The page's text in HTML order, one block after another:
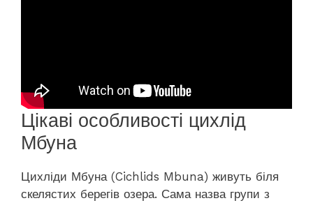
Цікаві особливості цихлід
Мбуна
Цихліди Мбуна (Cichlids Mbuna) живуть біля
скелястих берегів озера. Сама назва групи з